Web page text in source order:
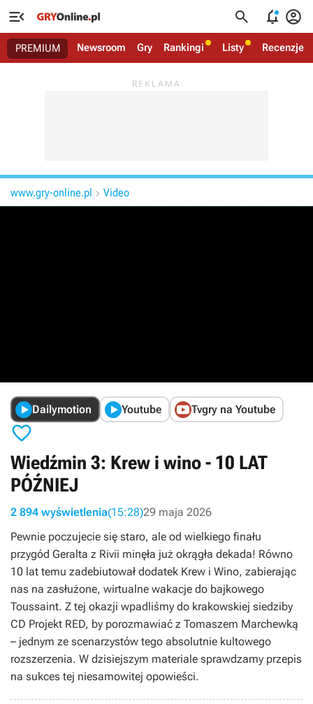
   
PREMIUM Newsroom Gry Rankingi Listy Recenzje
www.gry-online.pl  Video
Dailymotion Youtube Tvgry na Youtube

Wiedźmin 3: Krew i wino - 10 LAT
PÓŹNIEJ
2 894 wyświetlenia(15:28)29 maja 2026
Pewnie poczujecie się staro, ale od wielkiego finału
przygód Geralta z Rivii minęła już okrągła dekada! Równo
10 lat temu zadebiutował dodatek Krew i Wino, zabierając
nas na zasłużone, wirtualne wakacje do bajkowego
Toussaint. Z tej okazji wpadliśmy do krakowskiej siedziby
CD Projekt RED, by porozmawiać z Tomaszem Marchewką
– jednym ze scenarzystów tego absolutnie kultowego
rozszerzenia. W dzisiejszym materiale sprawdzamy przepis
na sukces tej niesamowitej opowieści.